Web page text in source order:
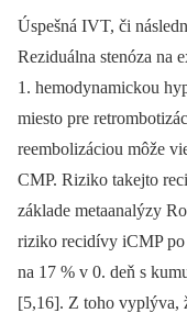
Úspešná IVT, či
Reziduálna stenóza na
1. hemodynamickou
miesto pre
reembolizáciou môže
CMP. Riziko takejto
základe metaanalýzy
riziko recidívy iCMP po
na 17 % v 0. deň s
[5,16]. Z toho vyplýva,